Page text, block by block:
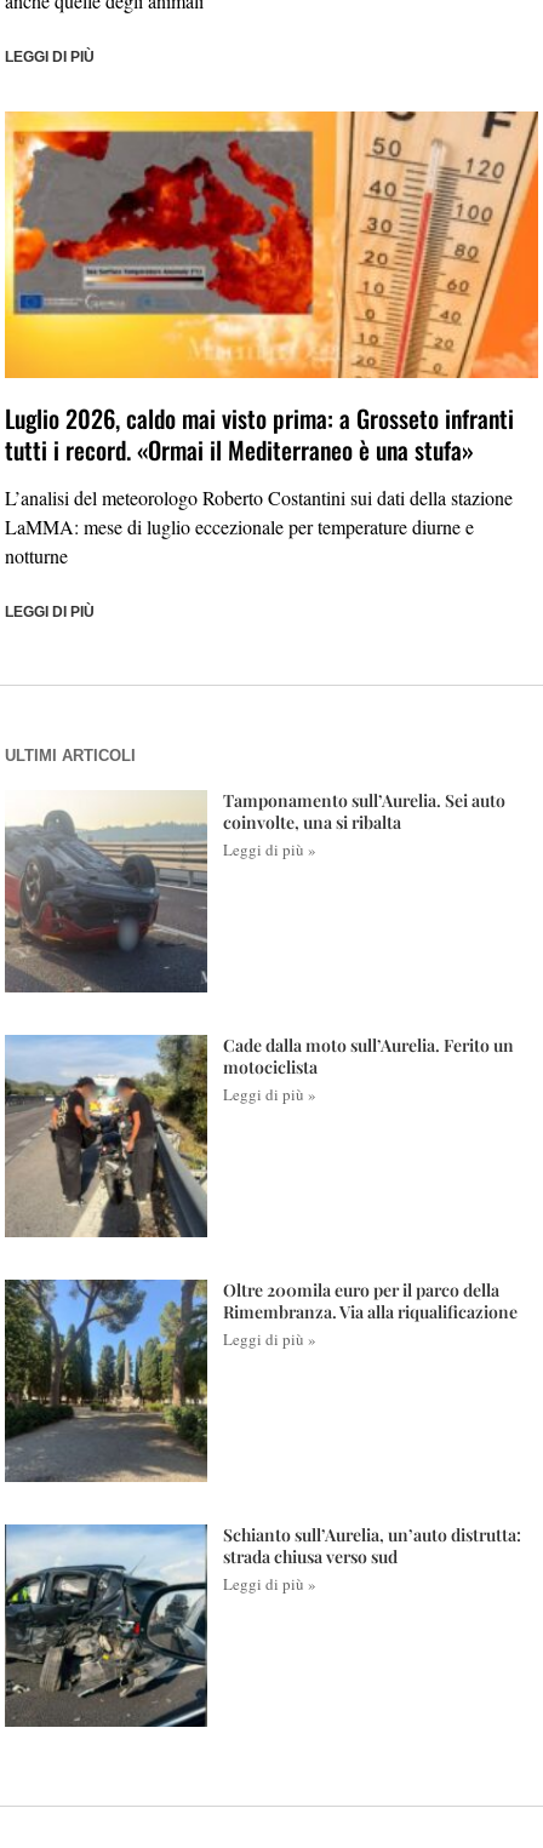
LEGGI DI PIÙ
Luglio 2026, caldo mai visto prima: a Grosseto infranti
tutti i record. «Ormai il Mediterraneo è una stufa»
L’analisi del meteorologo Roberto Costantini sui dati della stazione
LaMMA: mese di luglio eccezionale per temperature diurne e
notturne
LEGGI DI PIÙ
ULTIMI ARTICOLI
Tamponamento sull’Aurelia. Sei auto
coinvolte, una si ribalta
Leggi di più »
Cade dalla moto sull’Aurelia. Ferito un
motociclista
Leggi di più »
Oltre 200mila euro per il parco della
Rimembranza. Via alla riqualificazione
Leggi di più »
Schianto sull’Aurelia, un’auto distrutta:
strada chiusa verso sud
Leggi di più »